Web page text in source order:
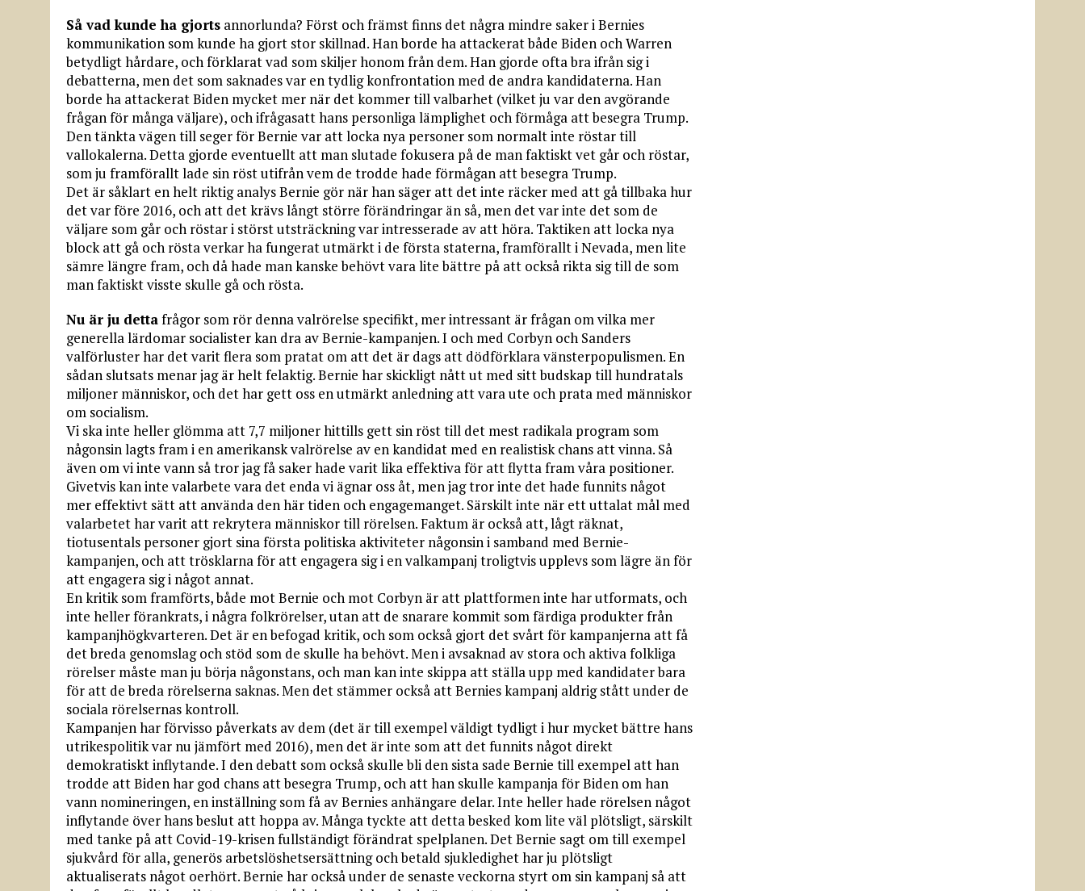
Så vad kunde ha gjorts annorlunda? Först och främst finns det några mindre saker i Bernies
kommunikation som kunde ha gjort stor skillnad. Han borde ha attackerat både Biden och Warren
betydligt hårdare, och förklarat vad som skiljer honom från dem. Han gjorde ofta bra ifrån sig i
debatterna, men det som saknades var en tydlig konfrontation med de andra kandidaterna. Han
borde ha attackerat Biden mycket mer när det kommer till valbarhet (vilket ju var den avgörande
frågan för många väljare), och ifrågasatt hans personliga lämplighet och förmåga att besegra Trump.
Den tänkta vägen till seger för Bernie var att locka nya personer som normalt inte röstar till
vallokalerna. Detta gjorde eventuellt att man slutade fokusera på de man faktiskt vet går och röstar,
som ju framförallt lade sin röst utifrån vem de trodde hade förmågan att besegra Trump.
Det är såklart en helt riktig analys Bernie gör när han säger att det inte räcker med att gå tillbaka hur
det var före 2016, och att det krävs långt större förändringar än så, men det var inte det som de
väljare som går och röstar i störst utsträckning var intresserade av att höra. Taktiken att locka nya
block att gå och rösta verkar ha fungerat utmärkt i de första staterna, framförallt i Nevada, men lite
sämre längre fram, och då hade man kanske behövt vara lite bättre på att också rikta sig till de som
man faktiskt visste skulle gå och rösta.
Nu är ju dettafrågor som rör denna valrörelse specifikt, mer intressant är frågan om vilka mer
generella lärdomar socialister kan dra av Bernie-kampanjen. I och med Corbyn och Sanders
valförluster har det varit flera som pratat om att det är dags att dödförklara vänsterpopulismen. En
sådan slutsats menar jag är helt felaktig. Bernie har skickligt nått ut med sitt budskap till hundratals
miljoner människor, och det har gett oss en utmärkt anledning att vara ute och prata med människor
om socialism.
Vi ska inte heller glömma att 7,7 miljoner hittills gett sin röst till det mest radikala program som
någonsin lagts fram i en amerikansk valrörelse av en kandidat med en realistisk chans att vinna. Så
även om vi inte vann så tror jag få saker hade varit lika effektiva för att flytta fram våra positioner.
Givetvis kan inte valarbete vara det enda vi ägnar oss åt, men jag tror inte det hade funnits något
mer effektivt sätt att använda den här tiden och engagemanget. Särskilt inte när ett uttalat mål med
valarbetet har varit att rekrytera människor till rörelsen. Faktum är också att, lågt räknat,
tiotusentals personer gjort sina första politiska aktiviteter någonsin i samband med Bernie-
kampanjen, och att trösklarna för att engagera sig i en valkampanj troligtvis upplevs som lägre än för
att engagera sig i något annat.
En kritik som framförts, både mot Bernie och mot Corbyn är att plattformen inte har utformats, och
inte heller förankrats, i några folkrörelser, utan att de snarare kommit som färdiga produkter från
kampanjhögkvarteren. Det är en befogad kritik, och som också gjort det svårt för kampanjerna att få
det breda genomslag och stöd som de skulle ha behövt. Men i avsaknad av stora och aktiva folkliga
rörelser måste man ju börja någonstans, och man kan inte skippa att ställa upp med kandidater bara
för att de breda rörelserna saknas. Men det stämmer också att Bernies kampanj aldrig stått under de
sociala rörelsernas kontroll.
Kampanjen har förvisso påverkats av dem (det är till exempel väldigt tydligt i hur mycket bättre hans
utrikespolitik var nu jämfört med 2016), men det är inte som att det funnits något direkt
demokratiskt inflytande. I den debatt som också skulle bli den sista sade Bernie till exempel att han
trodde att Biden har god chans att besegra Trump, och att han skulle kampanja för Biden om han
vann nomineringen, en inställning som få av Bernies anhängare delar. Inte heller hade rörelsen något
inflytande över hans beslut att hoppa av. Många tyckte att detta besked kom lite väl plötsligt, särskilt
med tanke på att Covid-19-krisen fullständigt förändrat spelplanen. Det Bernie sagt om till exempel
sjukvård för alla, generös arbetslöshetsersättning och betald sjukledighet har ju plötsligt
aktualiserats något oerhört. Bernie har också under de senaste veckorna styrt om sin kampanj så att